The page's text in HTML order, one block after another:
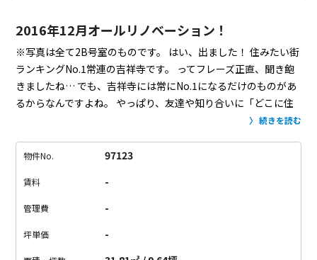
2016年12月オールリノベーション！
※写真は全て2B号室のものです。 はい、出ました！ 住みたい街
ランキングNo.1常連の吉祥寺です。
ってフレーズ正直、聞き飽
きましたね… でも、吉祥寺には常にNo.1になるだけのものがあ
るからなんですよね。
やっぱり、友達や知り合いに「どこに住
んでるの？」と聞かれたら「吉祥寺です」と言ってみたいです
そうですしね！
そんな吉祥寺駅から、ちょっとだけ歩きます
変わりました。
(※吉祥寺駅の南口から出ないと、遠くなりま
す。)設備も十分で、申し分ない感じです。
こえると寝れないんです…という方はご遠慮いただいたほうが
よさそうです。
これをキッカケに吉祥寺に住みませんか？
続きを読む
物件No. 97123
賃料 -
管理費 -
坪単価 -